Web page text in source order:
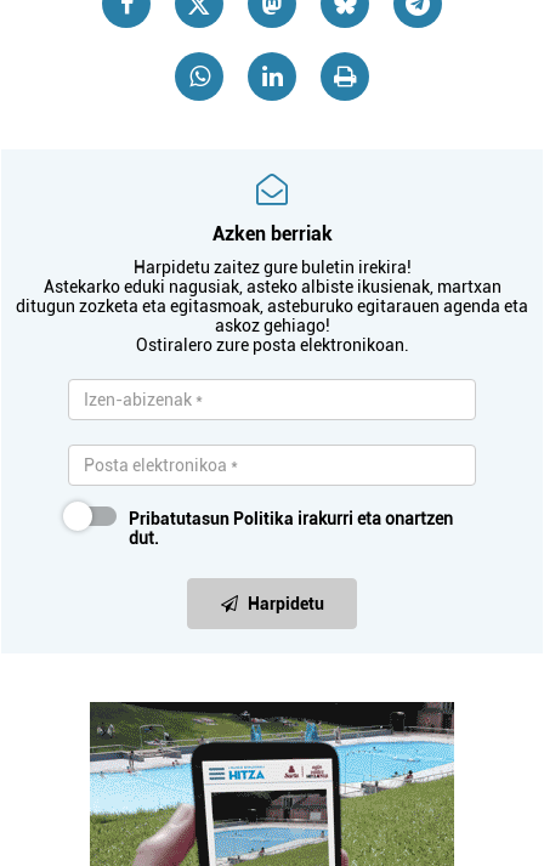
Azken berriak
Harpidetu zaitez gure buletin irekira!
Astekarko eduki nagusiak, asteko albiste ikusienak, martxan
ditugun zozketa eta egitasmoak, asteburuko egitarauen agenda eta
askoz gehiago!
Ostiralero zure posta elektronikoan.
Pribatutasun Politika irakurri eta onartzen
dut.
Harpidetu